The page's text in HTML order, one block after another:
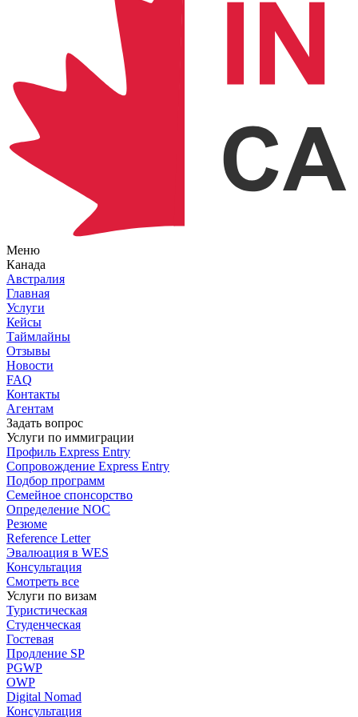
Меню
Канада
Австралия
Главная
Услуги
Кейсы
Таймлайны
Отзывы
Новости
FAQ
Контакты
Агентам
Задать вопрос
Услуги по иммиграции
Профиль Express Entry
Сопровождение Express Entry
Подбор программ
Семейное спонсорство
Определение NOC
Резюме
Reference Letter
Эвалюация в WES
Консультация
Смотреть все
Услуги по визам
Туристическая
Студенческая
Гостевая
Продление SP
PGWP
OWP
Digital Nomad
Консультация